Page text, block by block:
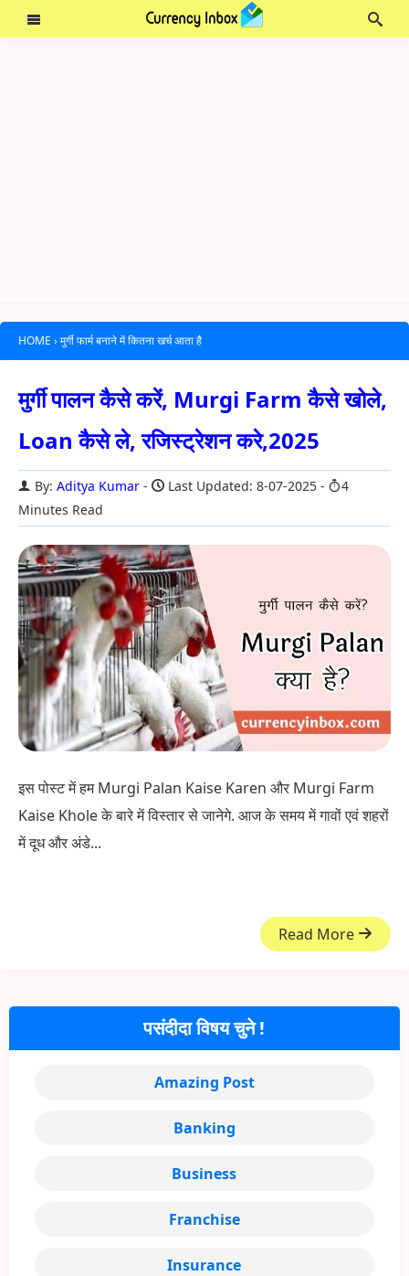
HOME › मुर्गी फार्म बनाने में कितना खर्च आता है
मुर्गी पालन कैसे करें, Murgi Farm कैसे खोले,
Loan कैसे ले, रजिस्ट्रेशन करे,2025
By: Aditya Kumar Last Updated: 8-07-2025
4
Minutes Read
इस पोस्ट में हम Murgi Palan Kaise Karen और Murgi Farm
Kaise Khole के बारे में विस्तार से जानेगे. आज के समय में गावों एवं शहरों
में दूध और अंडे...
Read More
पसंदीदा विषय चुने !
Amazing Post
Banking
Business
Franchise
Insurance